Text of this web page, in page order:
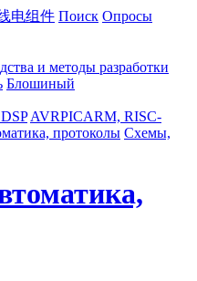
电组件 Поиск Опросы
и методы разработки
Блошиный
AVRPICARM, RISC-
протоколы Схемы,